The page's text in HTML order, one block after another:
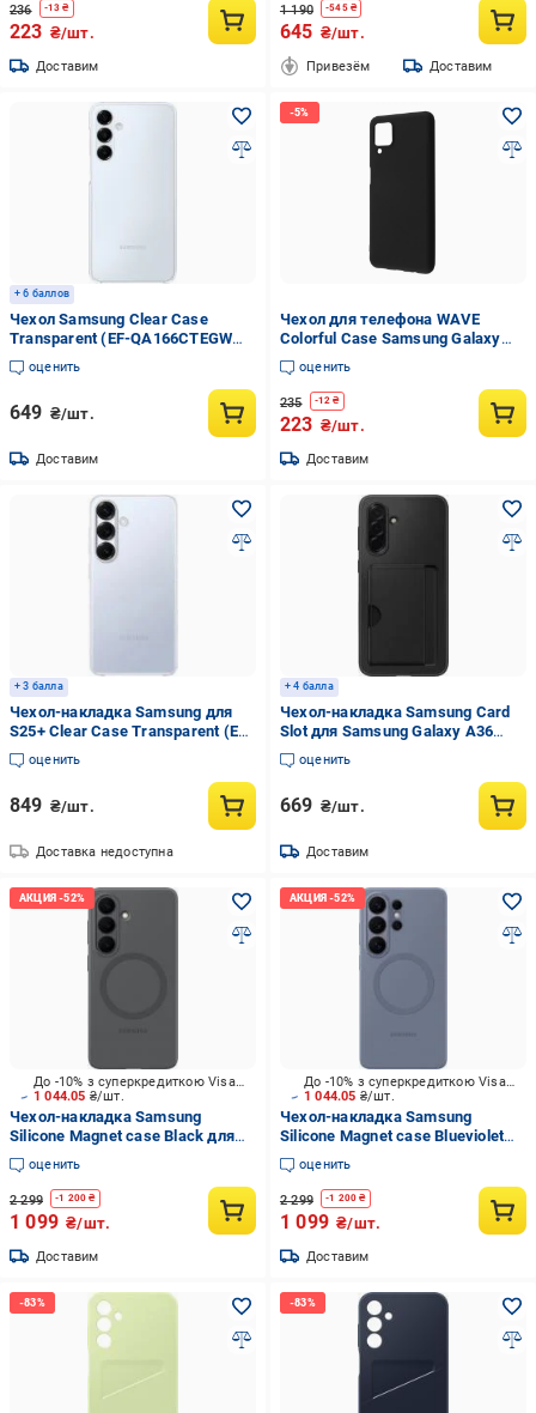
236 -13 ₴
223 ₴/шт.
Доставим
1 190 -545₴
645 ₴/шт.
Привезём Доставим
+ 6 баллов
Чехол Samsung Clear Case
Transparent (EF-QA166CTEGWW)
для A16
оценить
649 ₴/шт.
Доставим
Чехол для телефона WAVE
Colorful Case Samsung Galaxy
A12/M12 (A125F/M127F) Black
оценить
235 -12 ₴
223 ₴/шт.
Доставим
+ 3 балла
Чехол-накладка Samsung для
S25+ Clear Case Transparent (EF-
QS936CTEGWW)
оценить
849 ₴/шт.
Доставка недоступна
+ 4 балла
Чехол-накладка Samsung Card
Slot для Samsung Galaxy A36
Black (EF-OA366TBEGWW)
оценить
669 ₴/шт.
Доставим
1 044.05 ₴/шт.
До -10% з суперкредиткою Visa Вигода
Чехол-накладка Samsung
Silicone Magnet case Black для
Galaxy S26 (EF-ES942CBEGWW)
оценить
2 299 -1 200 ₴
1 099 ₴/шт.
Доставим
1 044.05 ₴/шт.
До -10% з суперкредиткою Visa Вигода
Чехол-накладка Samsung
Silicone Magnet case Blueviolet
для Galaxy S26 Ultra (EF-
ES948CVEGWW)
оценить
2 299 -1 200 ₴
1 099 ₴/шт.
Доставим